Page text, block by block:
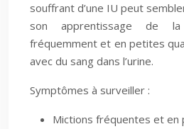
souffrant d’une IU peut
son apprentissage de
fréquemment et en petites
avec du sang dans l’urine.
Symptômes à surveiller :
Mictions fréquentes et